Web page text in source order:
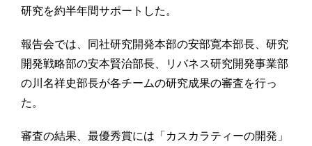
研究を約半年間サポートした。
報告会では、同社研究開発本部の安部寛本部長、研究
開発戦略部の安本賢治部長、リバネス研究開発事業部
の川名祥史部長が各チームの研究成果の審査を行っ
た。
審査の結果、最優秀賞には「カスカラティーの開発」